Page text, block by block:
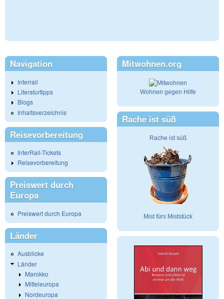
Navigation
Interrail
Literaturtipps
Blogs
Inhaltsverzeichnis
Reisevorbereitung
InterRail-Tickets
Reisevorbereitung
Preiswert durch
Europa
Preiswert durch Europa
Länder
Ausblicke
Länder
Marokko
Mitteleuropa
Nordeuropa
Mitwohnen.org
Wohnen gegen Hilfe
Rache ist süß
Rache ist süß
Mist fürs Miststück